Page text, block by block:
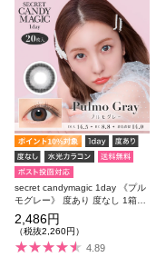
secret candymagic 1day 《プル
モグレー》 度あり 度なし 1箱20
枚入り
2,486円
（税抜2,260円）
4.89